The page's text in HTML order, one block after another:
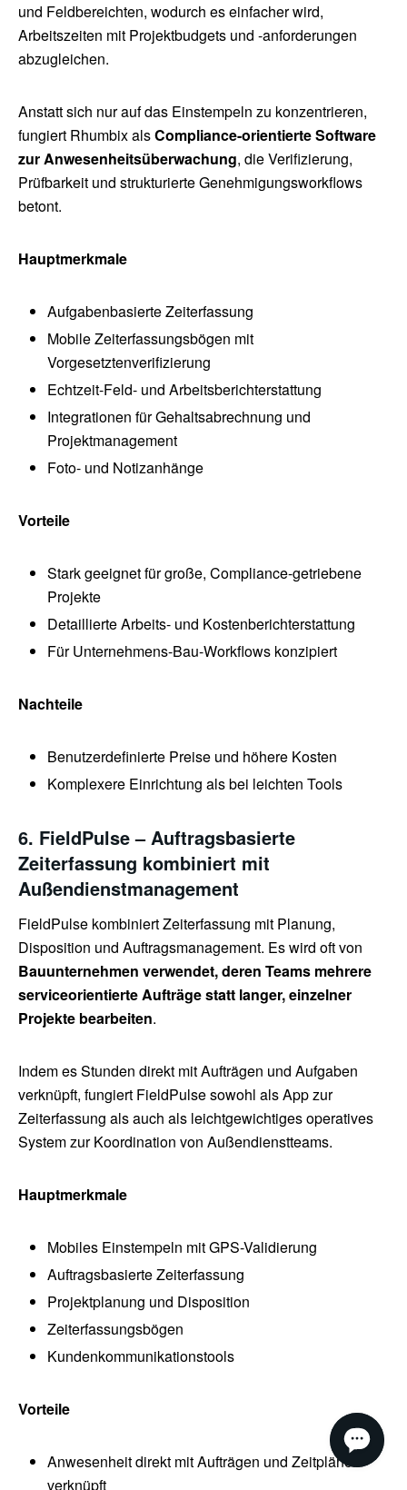
und Feldbereichten, wodurch es einfacher wird,
Arbeitszeiten mit Projektbudgets und -anforderungen
abzugleichen.
Anstatt sich nur auf das Einstempeln zu konzentrieren,
fungiert Rhumbix alsCompliance-orientierte Software
zur Anwesenheitsüberwachung, die Verifizierung,
Prüfbarkeit und strukturierte Genehmigungsworkflows
betont.
Hauptmerkmale
Aufgabenbasierte Zeiterfassung
Mobile Zeiterfassungsbögen mit
Vorgesetztenverifizierung
Echtzeit-Feld- und Arbeitsberichterstattung
Integrationen für Gehaltsabrechnung und
Projektmanagement
Foto- und Notizanhänge
Vorteile
Stark geeignet für große, Compliance-getriebene
Projekte
Detaillierte Arbeits- und Kostenberichterstattung
Für Unternehmens-Bau-Workflows konzipiert
Nachteile
Benutzerdefinierte Preise und höhere Kosten
Komplexere Einrichtung als bei leichten Tools
6. FieldPulse – Auftragsbasierte
Zeiterfassung kombiniert mit
Außendienstmanagement
FieldPulse kombiniert Zeiterfassung mit Planung,
Disposition und Auftragsmanagement. Es wird oft von
Bauunternehmen verwendet, deren Teams mehrere
serviceorientierte Aufträge statt langer, einzelner
Projekte bearbeiten.
Indem es Stunden direkt mit Aufträgen und Aufgaben
verknüpft, fungiert FieldPulse sowohl als App zur
Zeiterfassung als auch als leichtgewichtiges operatives
System zur Koordination von Außendienstteams.
Hauptmerkmale
Mobiles Einstempeln mit GPS-Validierung
Auftragsbasierte Zeiterfassung
Projektplanung und Disposition
Zeiterfassungsbögen
Kundenkommunikationstools
Vorteile
Anwesenheit direkt mit Aufträgen und Zeitplänen
verknüpft